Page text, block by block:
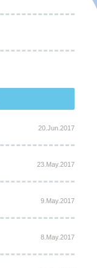
20.Jun.2017
23.May.2017
9.May.2017
8.May.2017